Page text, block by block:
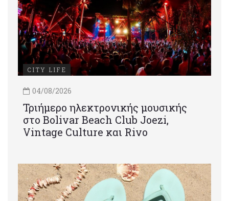
CITY LIFE
04/08/2026
Τριήμερο ηλεκτρονικής μουσικής
στο Bolivar Beach Club Joezi,
Vintage Culture και Rivo